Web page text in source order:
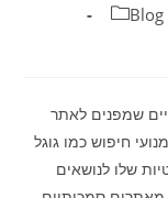
קטגוריה:
Blog
שמפנים לאתר
חיפוש כמו גוגל
שלו לנושאים